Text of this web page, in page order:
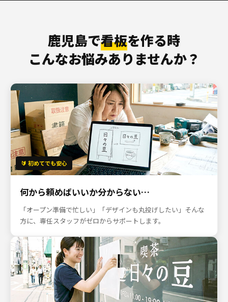
鹿児島で看板を作る時
こんなお悩みありませんか？
🔰 初めてでも安心
何から頼めばいいか分からない…
「オープン準備で忙しい」「デザインも丸投げしたい」そんな
方に、専任スタッフがゼロからサポートします。